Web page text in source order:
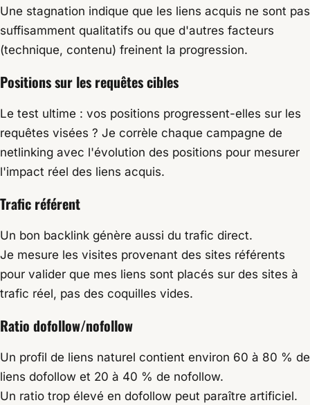
Une stagnation indique que les liens acquis ne sont pas
suffisamment qualitatifs ou que d'autres facteurs
(technique, contenu) freinent la progression.
Positions sur les requêtes cibles
Le test ultime : vos positions progressent-elles sur les
requêtes visées ? Je corrèle chaque campagne de
netlinking avec l'évolution des positions pour mesurer
l'impact réel des liens acquis.
Trafic référent
Un bon backlink génère aussi du trafic direct.
Je mesure les visites provenant des sites référents
pour valider que mes liens sont placés sur des sites à
trafic réel, pas des coquilles vides.
Ratio dofollow/nofollow
Un profil de liens naturel contient environ 60 à 80 % de
liens dofollow et 20 à 40 % de nofollow.
Un ratio trop élevé en dofollow peut paraître artificiel.